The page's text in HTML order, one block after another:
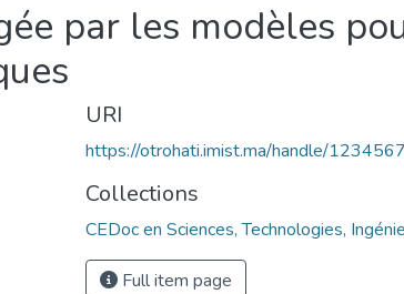
par les modèles
URI
https://otrohati.imist.ma/handle/
Collections
CEDoc en Sciences, Technologies,
Full item page